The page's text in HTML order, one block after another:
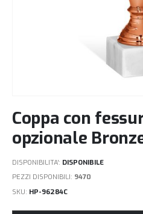
all'inizio
della
galleria
immagini
Coppa con
opzionale
DISPONIBILITA': DISPONIBILE
PEZZI DISPONIBILI: 9470
SKU HP-96284C